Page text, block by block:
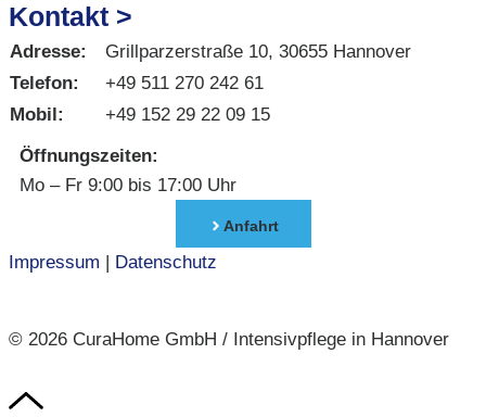
Kontakt >
Adresse:
Grillparzerstraße 10, 30655 Hannover
Telefon:
+49 511 270 242 61
Mobil:
+49 152 29 22 09 15
Öffnungszeiten:
Mo – Fr 9:00 bis 17:00 Uhr
Anfahrt
Impressum Datenschutz
© 2026 CuraHome GmbH / Intensivpflege in Hannover